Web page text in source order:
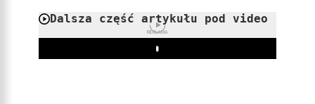
Dalsza część artykułu pod video
REKLAMA
Play